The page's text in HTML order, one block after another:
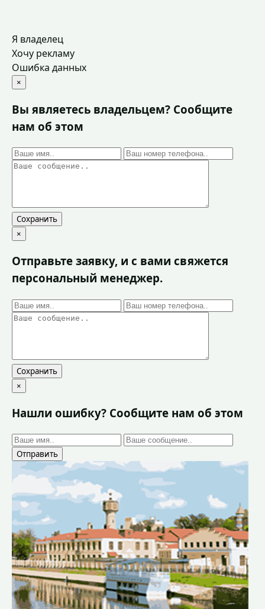
Я владелец
Хочу рекламу
Ошибка данных
×
Вы являетесь владельцем? Сообщите
нам об этом
Сохранить
×
Отправьте заявку, и с вами свяжется
персональный менеджер.
Сохранить
×
Нашли ошибку? Сообщите нам об этом
Отправить